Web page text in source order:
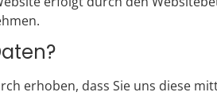
erhoben, dass Sie uns diese